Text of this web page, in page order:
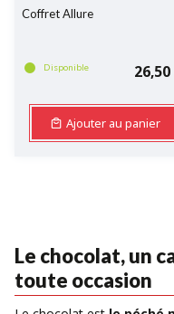
Coffret Allure
Disponible
Ajouter au panier
Le chocolat, un
toute occasion